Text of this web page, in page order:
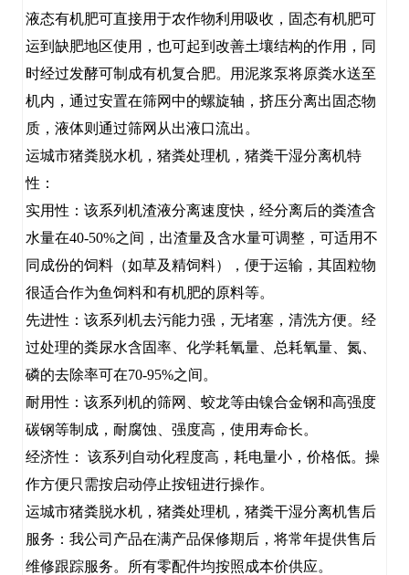
液态有机肥可直接用于农作物利用吸收，固态有机肥可
运到缺肥地区使用，也可起到改善土壤结构的作用，同
时经过发酵可制成有机复合肥。用泥浆泵将原粪水送至
机内，通过安置在筛网中的螺旋轴，挤压分离出固态物
质，液体则通过筛网从出液口流出。
运城市猪粪脱水机，猪粪处理机，猪粪干湿分离机特
性：
实用性：该系列机渣液分离速度快，经分离后的粪渣含
水量在40-50%之间，出渣量及含水量可调整，可适用不
同成份的饲料（如草及精饲料），便于运输，其固粒物
很适合作为鱼饲料和有机肥的原料等。
先进性：该系列机去污能力强，无堵塞，清洗方便。经
过处理的粪尿水含固率、化学耗氧量、总耗氧量、氮、
磷的去除率可在70-95%之间。
耐用性：该系列机的筛网、蛟龙等由镍合金钢和高强度
碳钢等制成，耐腐蚀、强度高，使用寿命长。
经济性： 该系列自动化程度高，耗电量小，价格低。操
作方便只需按启动停止按钮进行操作。
运城市猪粪脱水机，猪粪处理机，猪粪干湿分离机售后
服务：我公司产品在满产品保修期后，将常年提供售后
维修跟踪服务。所有零配件均按照成本价供应。